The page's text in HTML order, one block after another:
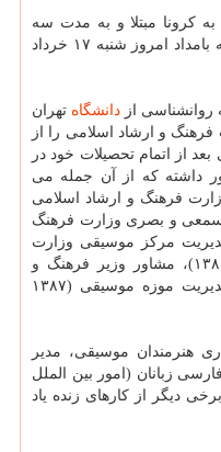
کرونا مبتلا و به مدت سه
هفته در بیمارستان بستری شده بود که بامداد امروز شنبه ۱۷ خرداد
روانشناسی از دانشگاه تهران
و ارشاد اسلامی را از
داشت. وی بعد از اتمام تحصیلات خود در
داشته که از آن جمله می
فرهنگ و ارشاد اسلامی
سمعی و بصری وزارت فرهنگ
اسلامی (۱۳۶۵ تا ۱۳۶۷)، مدیریت مرکز موسیقی وزارت
فرهنگ و ارشاد اسلامی (۱۳۸۳ تا ۱۳۸۶)، مشاور وزیر فرهنگ و
ارشاد اسلامی (۱۳۷۳ تا ۱۳۸۷) و مدیریت موزه موسیقی (۱۳۸۷
هنرمندان موسیقی، مدیر
زبانان (امور بین الملل
دیگر از کارهای زنده یاد